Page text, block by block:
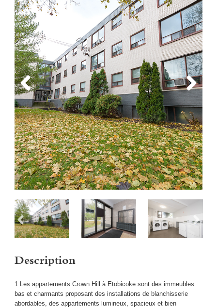
Description
1 Les appartements Crown Hill à Etobicoke sont des immeubles
bas et charmants proposant des installations de blanchisserie
abordables, des appartements lumineux, spacieux et bien